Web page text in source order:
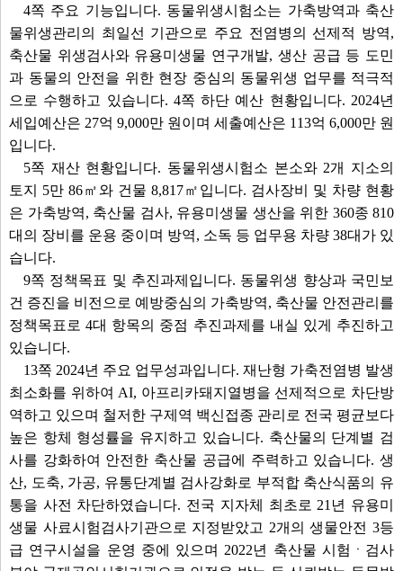
4쪽 주요 기능입니다. 동물위생시험소는 가축방역과 축산
물위생관리의 최일선 기관으로 주요 전염병의 선제적 방역,
축산물 위생검사와 유용미생물 연구개발, 생산 공급 등 도민
과 동물의 안전을 위한 현장 중심의 동물위생 업무를 적극적
으로 수행하고 있습니다. 4쪽 하단 예산 현황입니다. 2024년
세입예산은 27억 9,000만 원이며 세출예산은 113억 6,000만 원
입니다.
5쪽 재산 현황입니다. 동물위생시험소 본소와 2개 지소의
토지 5만 86㎡와 건물 8,817㎡입니다. 검사장비 및 차량 현황
은 가축방역, 축산물 검사, 유용미생물 생산을 위한 360종 810
대의 장비를 운용 중이며 방역, 소독 등 업무용 차량 38대가 있
습니다.
9쪽 정책목표 및 추진과제입니다. 동물위생 향상과 국민보
건 증진을 비전으로 예방중심의 가축방역, 축산물 안전관리를
정책목표로 4대 항목의 중점 추진과제를 내실 있게 추진하고
있습니다.
13쪽 2024년 주요 업무성과입니다. 재난형 가축전염병 발생
최소화를 위하여 AI, 아프리카돼지열병을 선제적으로 차단방
역하고 있으며 철저한 구제역 백신접종 관리로 전국 평균보다
높은 항체 형성률을 유지하고 있습니다. 축산물의 단계별 검
사를 강화하여 안전한 축산물 공급에 주력하고 있습니다. 생
산, 도축, 가공, 유통단계별 검사강화로 부적합 축산식품의 유
통을 사전 차단하였습니다. 전국 지자체 최초로 21년 유용미
생물 사료시험검사기관으로 지정받았고 2개의 생물안전 3등
급 연구시설을 운영 중에 있으며 2022년 축산물 시험ㆍ검사